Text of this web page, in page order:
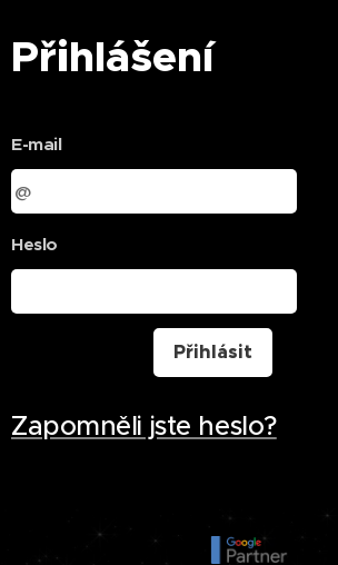
Přihlášení
E-mail
Heslo
Přihlásit
Zapomněli jste heslo?